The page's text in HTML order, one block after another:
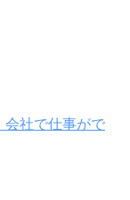
会社で仕事がで